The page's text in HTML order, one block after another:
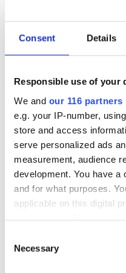
Consent Details
Responsible use of your
We and our 116 partners
e.g. your IP-number,
store and access
serve personalized ads
measurement, audience
development. You have a
and for what purposes.
applicable on this digital
the Privacy trigger icon.
Selection
Necessary
konsulter, politiker och
författare, finns med bland de
kulturpolitik
2026-07-17, 06:03
Politiker pratar på
Två politiker är klara när
samtal i programmet.
vanligtvis leder Svenska
politik
2026-06-23, 17:41
”Ebba Buschs
hårdare
Almedalen via sin proprietära
Först ut är KD-ledaren Ebba